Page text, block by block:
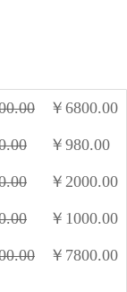
￥ 6800.00
￥ 980.00
￥ 2000.00
￥ 1000.00
￥ 7800.00